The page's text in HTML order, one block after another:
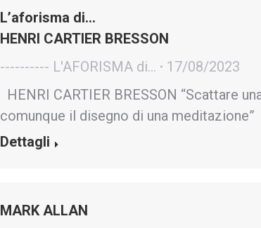
L’aforisma di…
HENRI CARTIER BRESSON
---------- L'AFORISMA di...
17/08/2023
HENRI CARTIER BRESSON “Scattare
comunque il disegno di una meditazione”
Dettagli
MARK ALLAN